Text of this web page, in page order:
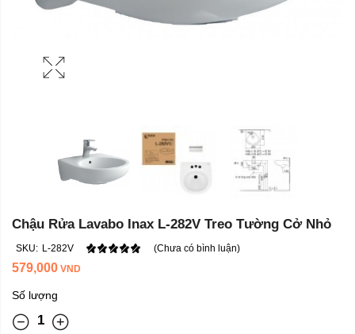
Chậu Rửa Lavabo Inax L-282V Treo Tường Cở Nhỏ
SKU: L-282V (Chưa có bình luận)
579,000 VND
Số lượng